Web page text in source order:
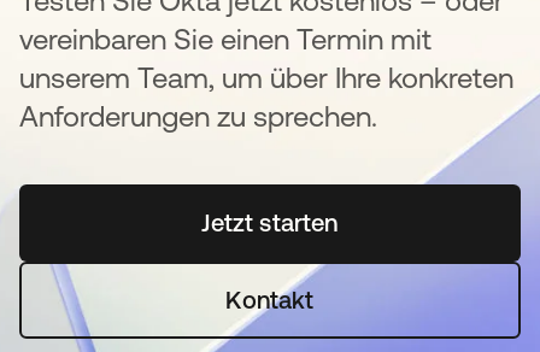
vereinbaren Sie einen Termin mit
unserem Team, um über Ihre konkreten
Anforderungen zu sprechen.
Jetzt startenwird in einer neuen
Kontakt